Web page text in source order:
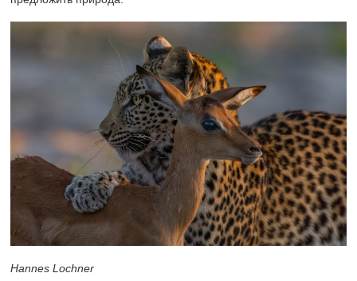
Hannes Lochner